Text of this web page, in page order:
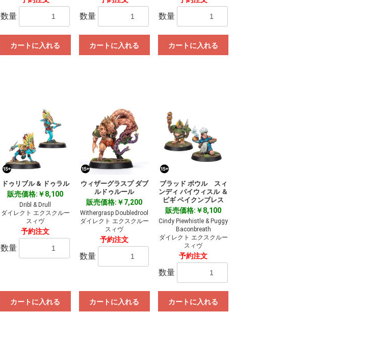
数量
カートに入れる
数量
カートに入れる
数量
カートに入れる
ドゥリブル & ドゥラル
販売価格:￥8,100
Dribl & Drull
ダイレクト エクスクルー
スィヴ
予約注文
数量
カートに入れる
ウィザーグラスプ ダブ
ルドゥルール
販売価格:￥7,200
Withergrasp Doubledrool
ダイレクト エクスクルー
スィヴ
予約注文
数量
カートに入れる
ブラッド ボウル スィ
ンディ パイウィスル ＆
ピギ ベイクンブレス
販売価格:￥8,100
Cindy Piewhistle & Puggy
Baconbreath
ダイレクト エクスクルー
スィヴ
予約注文
数量
カートに入れる